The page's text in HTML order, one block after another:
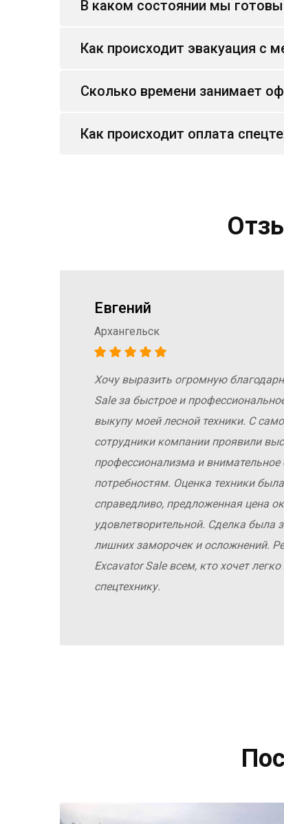
В каком состоянии мы готовы
Как происходит эвакуация с
Сколько времени занимает
Как происходит оплата
Евгений
Архангельск
Хочу выразить огромную
Sale за быстрое и
выкупу моей лесной техники. С
сотрудники компании проявили
профессионализма и
потребностям. Оценка техники
справедливо, предложенная цена
удовлетворительной. Сделка была
лишних заморочек и осложнений.
Excavator Sale всем, кто хочет
спецтехнику.